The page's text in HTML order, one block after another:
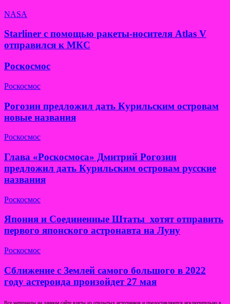
NASA
Starliner с помощью ракеты-носителя Atlas V
отправился к МКС
Роскосмос
Роскосмос
Рогозин предложил дать Курильским островам
новые названия
Роскосмос
Глава «Роскосмоса» Дмитрий Рогозин
предложил дать Курильским островам русские
названия
Роскосмос
Япония и Соединенные Штаты хотят отправить
первого японского астронавта на Луну
Роскосмос
Сближение с Землей самого большого в 2022
году астероида произойдет 27 мая
Все материалы на данном сайте взяты из открытых источников и предоставляются исключительно в